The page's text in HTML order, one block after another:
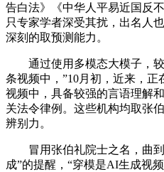
告白法》《中华人平易近国反
只专家学者深受其扰，出名人
深刻的取预测能力。
通过使用多模态大模子，较
条视频中，”10月初，近来，
视频中，具备较强的言语理解
关法令律例。这些机构均取张
辨别力。
冒用张伯礼院士之名，曲到
成”的提醒，“穿模是AI生成视